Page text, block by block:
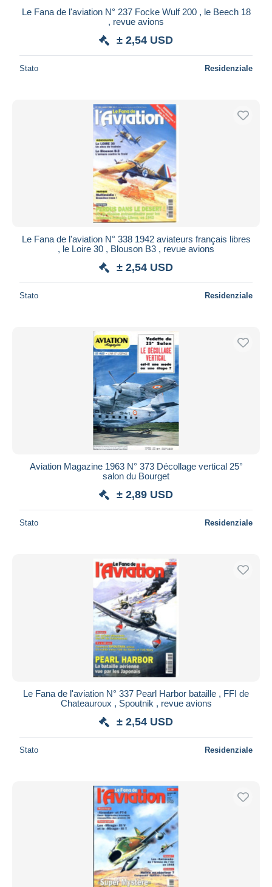
Le Fana de l'aviation N° 237 Focke Wulf 200 , le Beech 18
, revue avions
± 2,54 USD
Stato Residenziale
Le Fana de l'aviation N° 338 1942 aviateurs français libres
, le Loire 30 , Blouson B3 , revue avions
± 2,54 USD
Stato Residenziale
Aviation Magazine 1963 N° 373 Décollage vertical 25°
salon du Bourget
± 2,89 USD
Stato Residenziale
Le Fana de l'aviation N° 337 Pearl Harbor bataille , FFI de
Chateauroux , Spoutnik , revue avions
± 2,54 USD
Stato Residenziale